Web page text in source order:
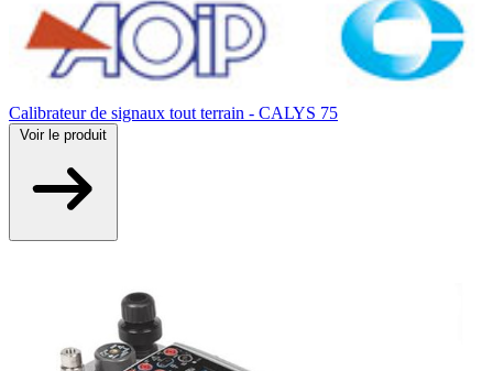
Calibrateur de signaux tout terrain - CALYS 75
Voir le produit